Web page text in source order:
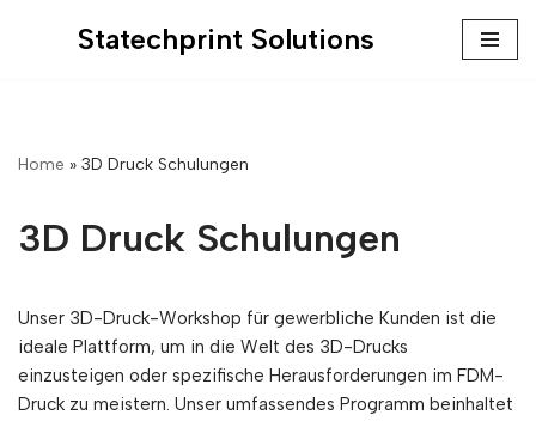
Statechprint Solutions
Home » 3D Druck Schulungen
3D Druck Schulungen
Unser 3D-Druck-Workshop für gewerbliche Kunden ist die
ideale Plattform, um in die Welt des 3D-Drucks
einzusteigen oder spezifische Herausforderungen im FDM-
Druck zu meistern. Unser umfassendes Programm beinhaltet